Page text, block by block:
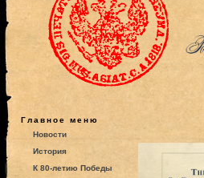
Главное меню
Новости
История
К 80-летию Победы